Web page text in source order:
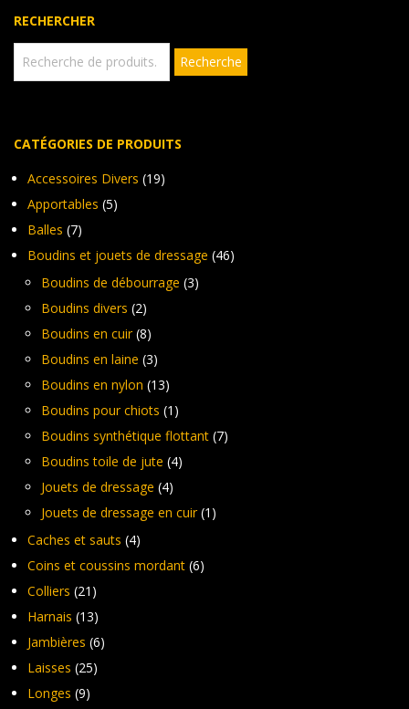
sur
RECHERCHER
pour :
Recherche
CATÉGORIES DE PRODUITS
Accessoires Divers (19)
Apportables (5)
Balles (7)
Boudins et jouets de dressage (46)
Boudins de débourrage (3)
Boudins divers (2)
Boudins en cuir (8)
Boudins en laine (3)
Boudins en nylon (13)
Boudins pour chiots (1)
Boudins synthétique flottant (7)
Boudins toile de jute (4)
Jouets de dressage (4)
Jouets de dressage en cuir (1)
Caches et sauts (4)
Coins et coussins mordant (6)
Colliers (21)
Harnais (13)
Jambières (6)
Laisses (25)
Longes (9)